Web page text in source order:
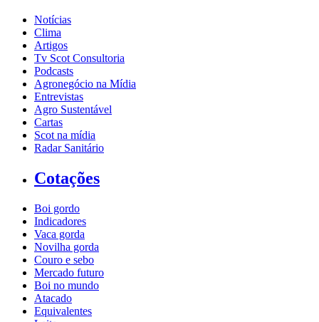
Notícias
Clima
Artigos
Tv Scot Consultoria
Podcasts
Agronegócio na Mídia
Entrevistas
Agro Sustentável
Cartas
Scot na mídia
Radar Sanitário
Cotações
Boi gordo
Indicadores
Vaca gorda
Novilha gorda
Couro e sebo
Mercado futuro
Boi no mundo
Atacado
Equivalentes